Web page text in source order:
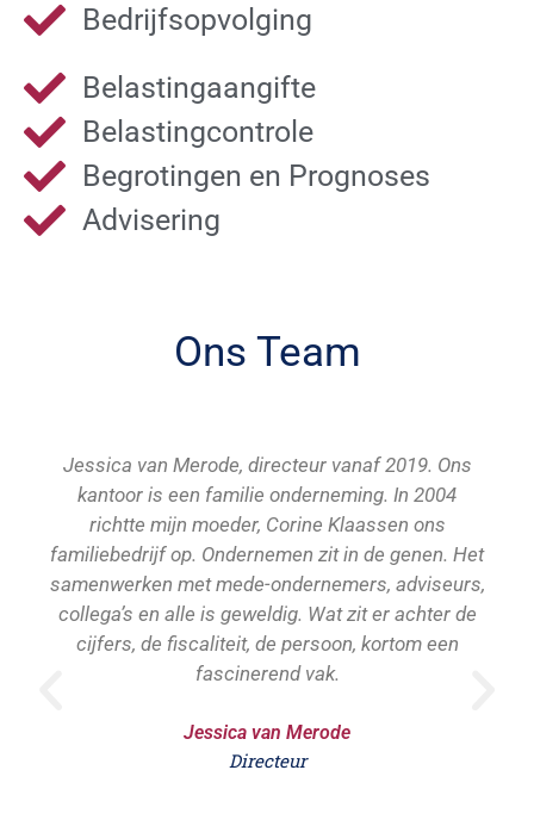
Bedrijfsopvolging
Belastingaangifte
Belastingcontrole
Begrotingen en Prognoses
Advisering
Ons Team
Jessica van Merode, directeur vanaf 2019. Ons
kantoor is een familie onderneming. In 2004
richtte mijn moeder, Corine Klaassen ons
familiebedrijf op. Ondernemen zit in de genen. Het
samenwerken met mede-ondernemers, adviseurs,
collega’s en alle is geweldig. Wat zit er achter de
cijfers, de fiscaliteit, de persoon, kortom een
fascinerend vak.
Jessica van Merode
Directeur